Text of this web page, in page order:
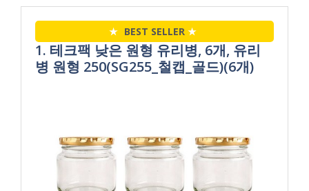
★ BEST SELLER ★
1. 테크팩 낮은 원형 유리병, 6개, 유리
병 원형 250(SG255_철캡_골드)(6개)